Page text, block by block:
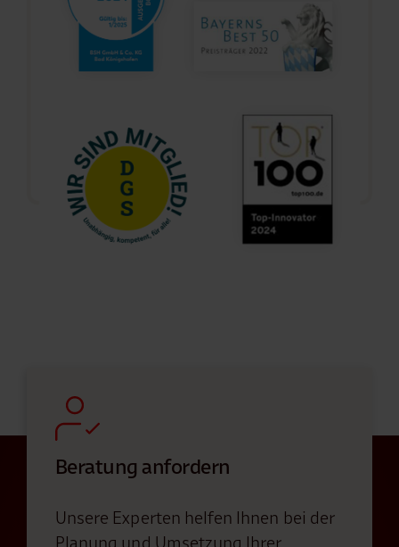
Beratung anfordern
Unsere Experten helfen Ihnen bei der
Planung und Umsetzung Ihrer